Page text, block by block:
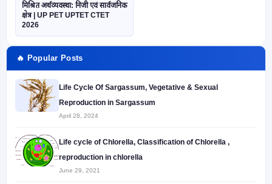
मिश्रित अर्थव्यवस्था: निजी एवं सार्वजनिक
क्षेत्र | UP PET UPTET CTET
2026
🔥 Popular Posts
Life Cycle Of Sargassum, Vegetative & Sexual
Reproduction in Sargassum
April 28, 2024
Life cycle of Chlorella, Classification of Chlorella ,
reproduction in chlorella
June 29, 2021